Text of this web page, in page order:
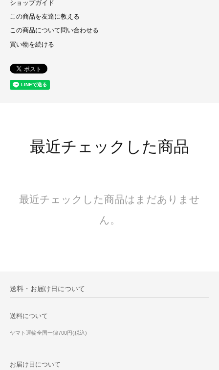
ショップガイド
この商品を友達に教える
この商品について問い合わせる
買い物を続ける
最近チェックした商品
最近チェックした商品はまだありませ
ん。
送料・お届け日について
送料について
ヤマト運輸全国一律700円(税込)
お届け日について